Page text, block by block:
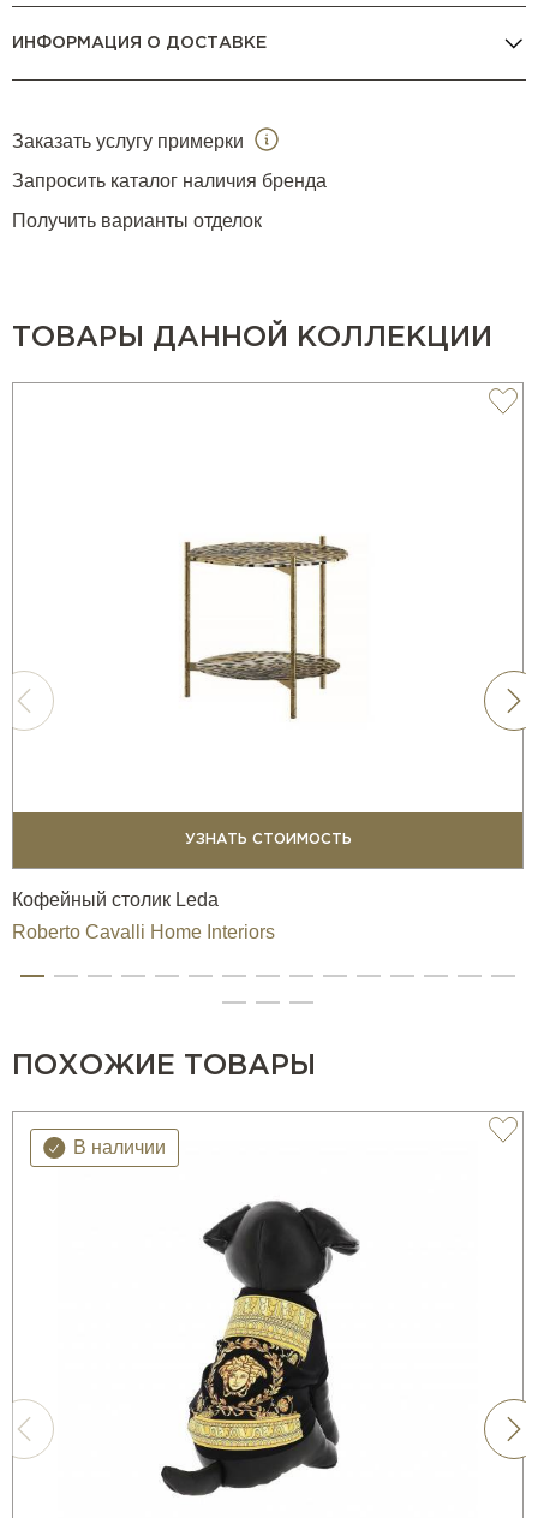
ИНФОРМАЦИЯ О ДОСТАВКЕ
Заказать услугу примерки
Запросить каталог наличия бренда
Получить варианты отделок
ТОВАРЫ ДАННОЙ КОЛЛЕКЦИИ
УЗНАТЬ СТОИМОСТЬ
Кофейный столик Leda
Roberto Cavalli Home Interiors
ПОХОЖИЕ ТОВАРЫ
В наличии